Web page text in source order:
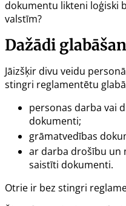
dokumentu likteni loģiski
valstīm?
Dažādi
Jāizšķir divu veidu
stingri reglamentētu
personas darba vai
dokumenti;
grāmatvedības
ar darba drošību un
saistīti dokumenti.
Otrie ir bez stingri